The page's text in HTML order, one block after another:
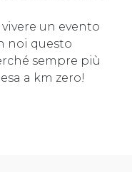
un evento
noi questo
sempre più
a km zero!